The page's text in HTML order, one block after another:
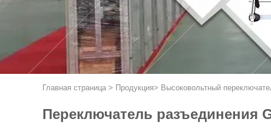
Главная страница > Продукция> Высоковольтный
Переключатель разъединения